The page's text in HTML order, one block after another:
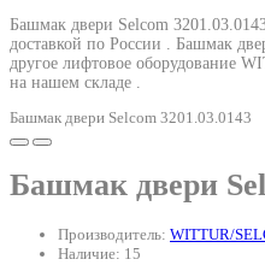
Башмак двери Selcom
доставкой по России . Башмак
другое лифтовое оборудование
на нашем складе .
Башмак двери Selcom 3201.03.0143
Башмак двери
Производитель: WITTUR/
Наличие: 15